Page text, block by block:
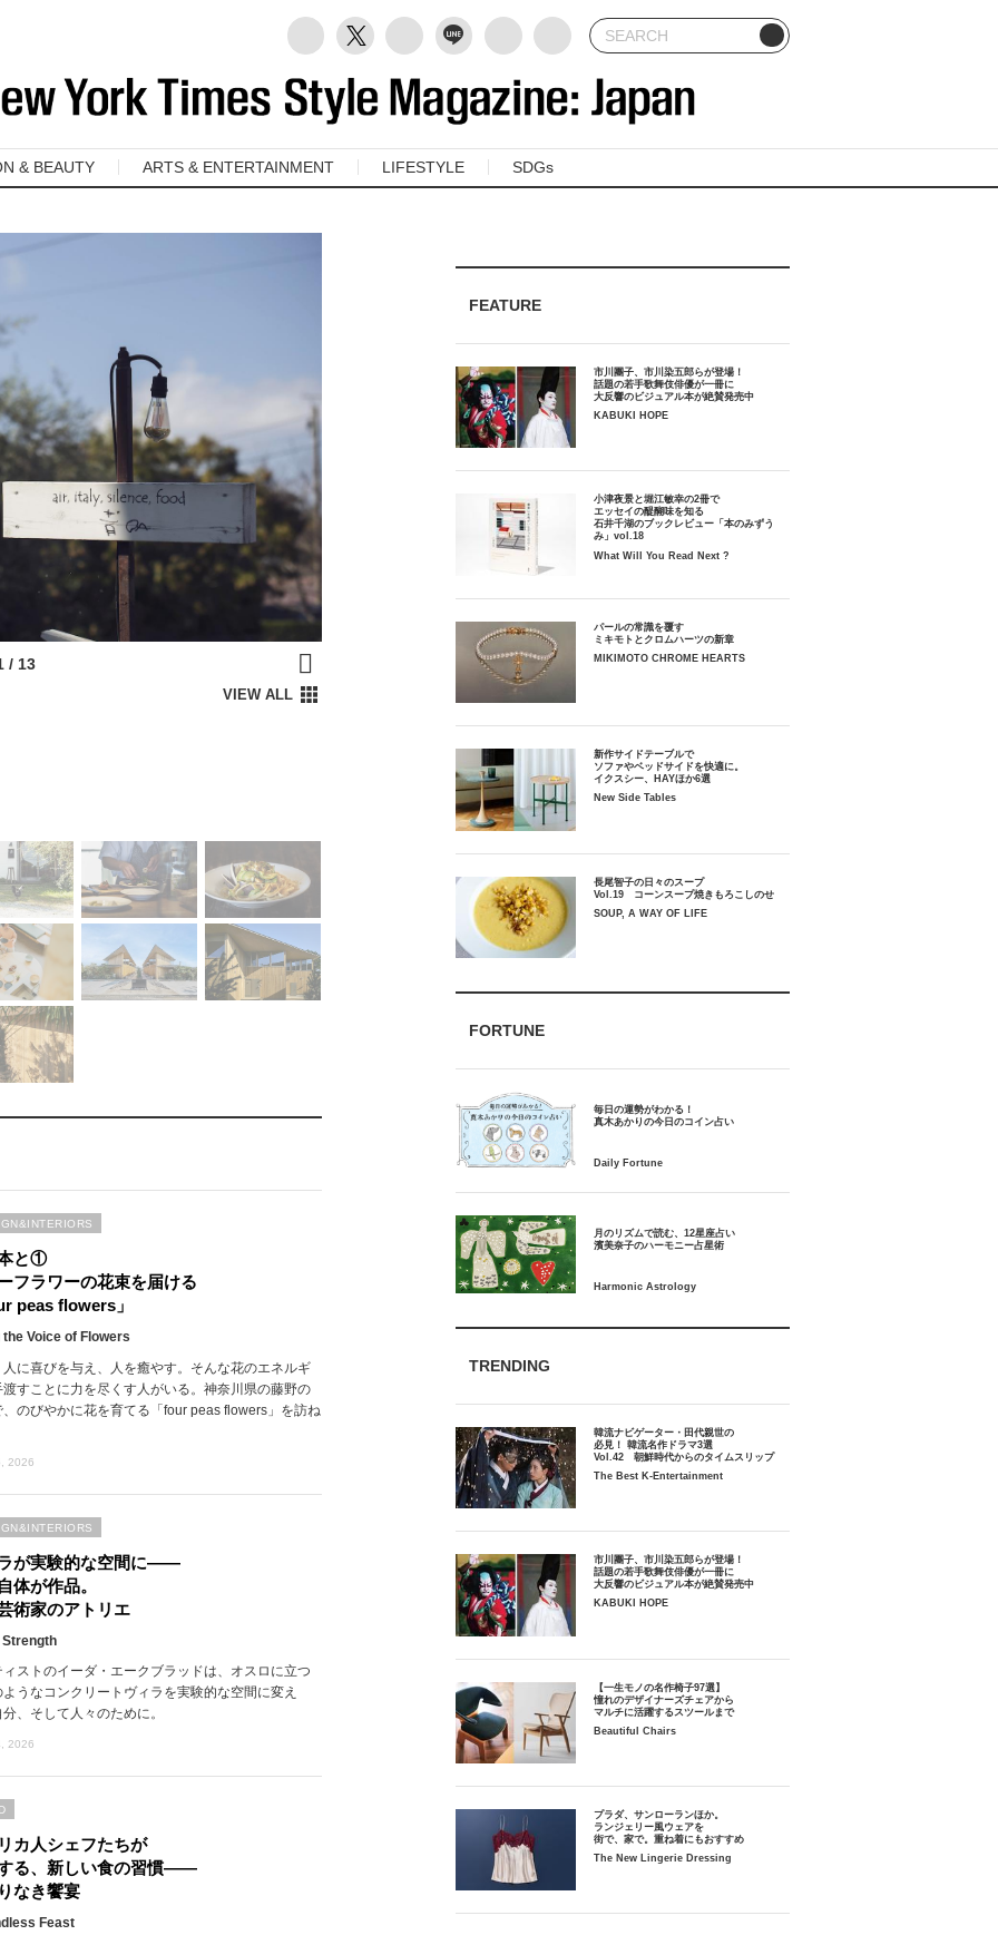
& BEAUTY ARTS & ENTERTAINMENT LIFESTYLE SDGs
と①
フラワーの花束を届ける
peas flowers」
the Voice of Flowers
人に喜びを与え、人を癒やす。そんな花のエネルギ
渡すことに力を尽くす人がいる。神奈川県の藤野の
、のびやかに花を育てる「four peas flowers」を訪ね
2026
が実験的な空間に――
体が作品。
術家のアトリエ
ィストのイーダ・エークブラッドは、オスロに立つ
うなコンクリートヴィラを実験的な空間に変え
、そして人々のために。
2026
カ人シェフたちが
る、新しい食の習慣――
なき饗宴
Feast
FEATURE
市川團子、市川染五郎らが登場！
話題の若手歌舞伎俳優が一冊に
大反響のビジュアル本が絶賛発売中
KABUKI HOPE
小津夜景と堀江敏幸の2冊で
エッセイの醍醐味を知る
石井千湖のブックレビュー「本のみずう
み」vol.18
What Will You Read Next ?
パールの常識を覆す
ミキモトとクロムハーツの新章
MIKIMOTO CHROME HEARTS
新作サイドテーブルで
ソファやベッドサイドを快適に。
イクスシー、HAYほか6選
New Side Tables
長尾智子の日々のスープ
Vol.19 コーンスープ焼きもろこしのせ
SOUP, A WAY OF LIFE
FORTUNE
毎日の運勢がわかる！
月のリズムで読む、12星座占い
TRENDING
韓流ナビゲーター・田代親世の
必見！ 韓流名作ドラマ3選
Vol.42 朝鮮時代からのタイムスリップ
The Best K-Entertainment
市川團子、市川染五郎らが登場！
話題の若手歌舞伎俳優が一冊に
大反響のビジュアル本が絶賛発売中
KABUKI HOPE
【一生モノの名作椅子97選】
憧れのデザイナーズチェアから
マルチに活躍するスツールまで
Beautiful Chairs
プラダ、サンローランほか。
ランジェリー風ウェアを
街で、家で。重ね着にもおすすめ
The New Lingerie Dressing